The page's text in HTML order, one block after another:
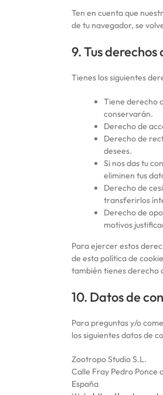
Ten en cuenta que
de tu navegador, se
9. Tus
Tienes los siguientes
Tiene derecho
conservarán.
Derecho de
Derecho de
desees.
Si nos das tu
eliminen tus
Derecho de
transferirlos
Derecho de
motivos
Para ejercer estos
de esta política de
también tienes derecho
10. Datos de
Para preguntas y/o
los siguientes datos de
Zootropo Studio S.L.
Calle Fray Pedro Ponce
España